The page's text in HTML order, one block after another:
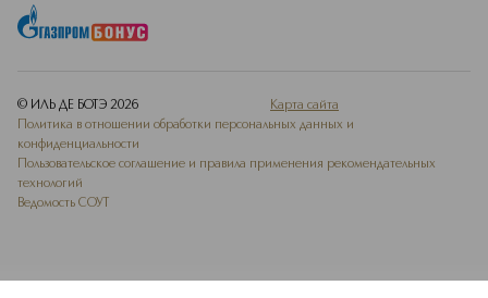
© ИЛЬ ДЕ БОТЭ 2026
Карта сайта
Политика в отношении обработки персональных данных и
конфиденциальности
Пользовательское соглашение и правила применения рекомендательных
технологий
Ведомость СОУТ